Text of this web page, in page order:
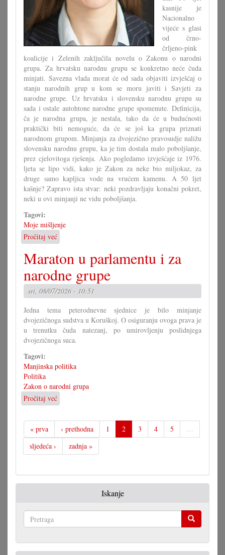
kasnije je
Nacionalno
vijeće s glasi
od črno-
črljeno-pink
koalicije i Zelenih zaključila novelu o Zakonu o narodni
grupa. Za hrvatsku narodnu grupu se konkretno neće čuda
minjati. Savezna vlada morat će od sada objaviti izvješćaj o
stanju narodnih grup u kom se moru javiti i Savjeti za
narodne grupe. Uz hrvatsku i slovensku narodnu grupu su
sada i ostale autohtone narodne grupe spomenute. Definicija,
ča je narodna grupa, je nestala, tako da će u budućnosti
praktički biti nemoguće, da će se još ka grupa priznati
narodnom grupom. Minjanja za dvojezično pravosudje naližu
slovensku narodnu grupu, ka je tim dostala malo poboljšanje,
prez cjelovitoga rješenja. Ako pogledamo izvješćaje iz 1976.
ljeta se lipo vidi, kako je Zakon za neke bio miljokaz, za
druge samo kapljica vode na vrućem kamenu. A 50 ljet
kašnje? Zapravo ista stvar: neki pozdravljaju konačni pokret,
neki u ovi minjanji ne vidu poboljšanja.
Tagovi:
Moje mišljenje
Pročitaj već
Zakon
mora
dati
odgovore
Maraton u parlamentu i za
narodne grupe
sri, 08/07/2026 - 10:51
Jedna tema peterodnevne sjednice je bilo minjanje
dvojezičnoga sudstva u Koruškoj. O osiguranju ovoga prava je
u trenutku čuda natezanj, po umirovljenju poslidnjega
dvojezičnoga suca.
Tagovi:
Manjinska politika
Politika
Zakon o narodni grupa
Pročitaj već
Maraton
u
parlamentu
i
« prva ‹ prethodna 1 2 3 4 5
…
sljedeća ›
zadnja »
Iskanje